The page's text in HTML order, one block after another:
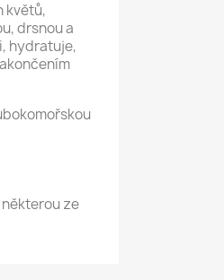
květů,
drsnou a
hydratuje,
ze